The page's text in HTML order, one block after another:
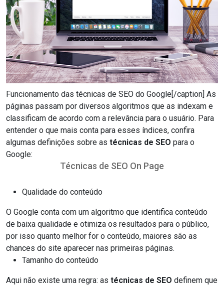
Funcionamento das técnicas de SEO do Google[/caption] As
páginas passam por diversos algoritmos que as indexam e
classificam de acordo com a relevância para o usuário. Para
entender o que mais conta para esses índices, confira
algumas definições sobre as técnicas de SEO para o
Google:
Técnicas de SEO On Page
Qualidade do conteúdo
O Google conta com um algoritmo que identifica conteúdo
de baixa qualidade e otimiza os resultados para o público,
por isso quanto melhor for o conteúdo, maiores são as
chances do site aparecer nas primeiras páginas.
Tamanho do conteúdo
Aqui não existe uma regra: as técnicas de SEO definem que